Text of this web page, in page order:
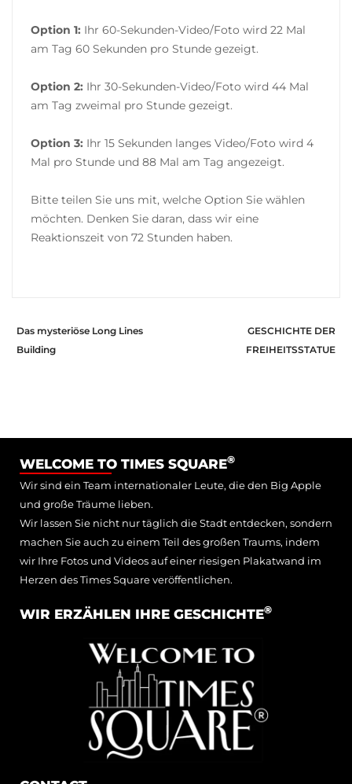
Option 1: Ihr 60-Sekunden-Video/Foto wird 22 Mal
am Tag 60 Sekunden pro Stunde gezeigt.
Option 2: Ihr 30-Sekunden-Video/Foto wird 44 Mal
am Tag zweimal pro Stunde gezeigt.
Option 3: Ihr 15 Sekunden langes Video/Foto wird 4
Mal pro Stunde und 88 Mal am Tag angezeigt.
Bitte teilen Sie uns mit, welche Option Sie wählen
möchten. Denken Sie daran, dass wir eine
Reaktionszeit von 72 Stunden haben.
Das mysteriöse Long Lines
Building
GESCHICHTE DER
FREIHEITSSTATUE
WELCOME TO TIMES SQUARE®
Wir sind ein Team internationaler Leute, die den Big Apple
und große Träume lieben.
Wir lassen Sie nicht nur täglich die Stadt entdecken, sondern
machen Sie auch zu einem Teil des großen Traums, indem
wir Ihre Fotos und Videos auf einer riesigen Plakatwand im
Herzen des Times Square veröffentlichen.
WIR ERZÄHLEN IHRE GESCHICHTE®